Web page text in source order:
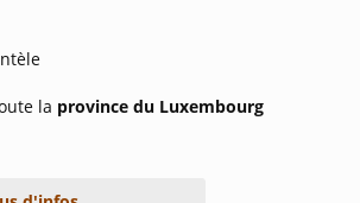
la province du Luxembourg